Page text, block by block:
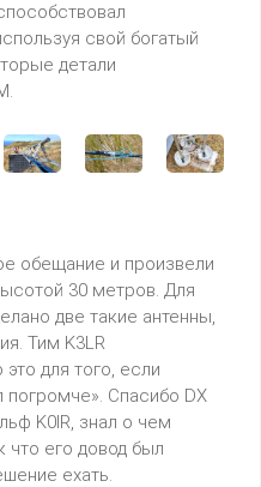
свой богатый
детали
обещание и произвели
30 метров. Для
две такие антенны,
Тим K3LR
для того, если
погромче». Спасибо DX
K0IR, знал о чем
что его довод был
ехать.